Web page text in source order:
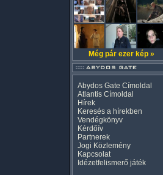
Még pár ezer kép »
Abydos Gate Címoldal
Atlantis Címoldal
Hírek
Keresés a hírekben
Vendégkönyv
Kérdőív
Partnerek
Jogi Közlemény
Kapcsolat
Idézetfelismerő játék